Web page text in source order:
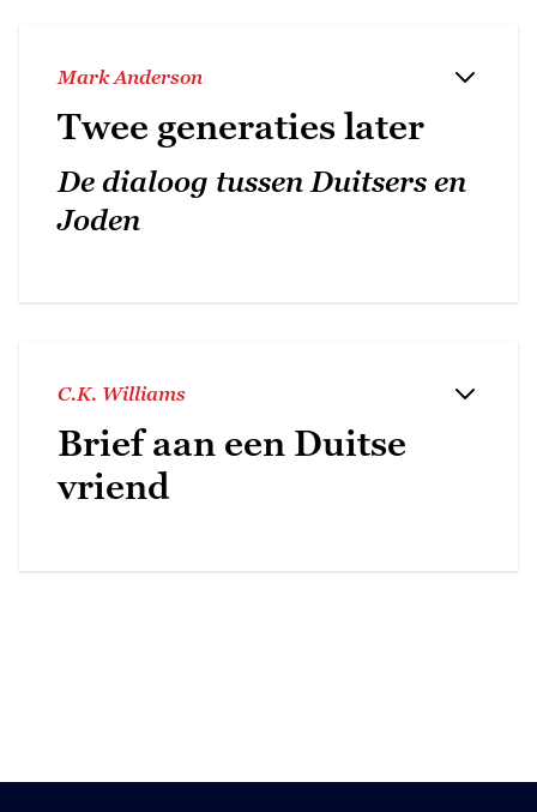
Mark Anderson
Twee generaties later
De dialoog tussen Duitsers en
Joden
C.K. Williams
Brief aan een Duitse
vriend